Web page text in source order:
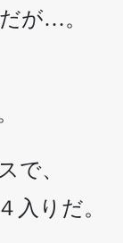
が…。
で、
入りだ。